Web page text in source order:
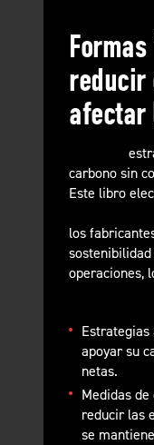
reducir
afectar
carbono sin
Este libro
los
operaciones,
Estrategias
apoyar su
netas.
Medidas
reducir las
se